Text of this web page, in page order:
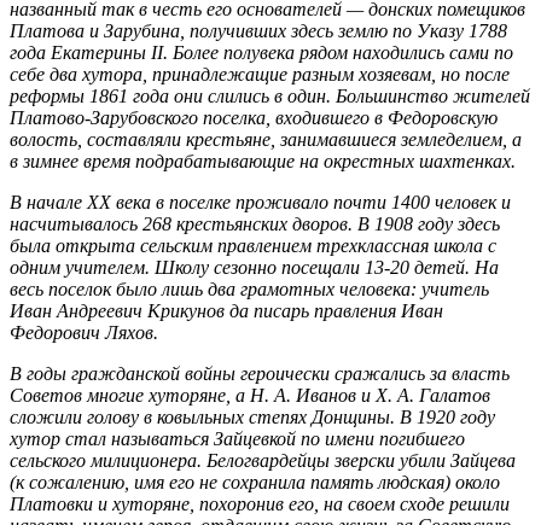
названный так в честь его основателей — донских помещиков
Платова и Зарубина, получивших здесь землю по Указу 1788
года Екатерины II. Более полувека рядом находились сами по
себе два хутора, принадлежащие разным хозяевам, но после
реформы 1861 года они слились в один. Большинство жителей
Платово-Зарубовского поселка, входившего в Федоровскую
волость, составляли крестьяне, занимавшиеся земледелием, а
в зимнее время подрабатывающие на окрестных шахтенках.
В начале XX века в поселке проживало почти 1400 человек и
насчитывалось 268 крестьянских дворов. В 1908 году здесь
была открыта сельским правлением трехклассная школа с
одним учителем. Школу сезонно посещали 13-20 детей. На
весь поселок было лишь два грамотных человека: учитель
Иван Андреевич Крикунов да писарь правления Иван
Федорович Ляхов.
В годы гражданской войны героически сражались за власть
Советов многие хуторяне, а Н. А. Иванов и X. А. Галатов
сложили голову в ковыльных степях Донщины. В 1920 году
хутор стал называться Зайцевкой по имени погибшего
сельского милиционера. Белогвардейцы зверски убили Зайцева
(к сожалению, имя его не сохранила память людская) около
Платовки и хуторяне, похоронив его, на своем сходе решили